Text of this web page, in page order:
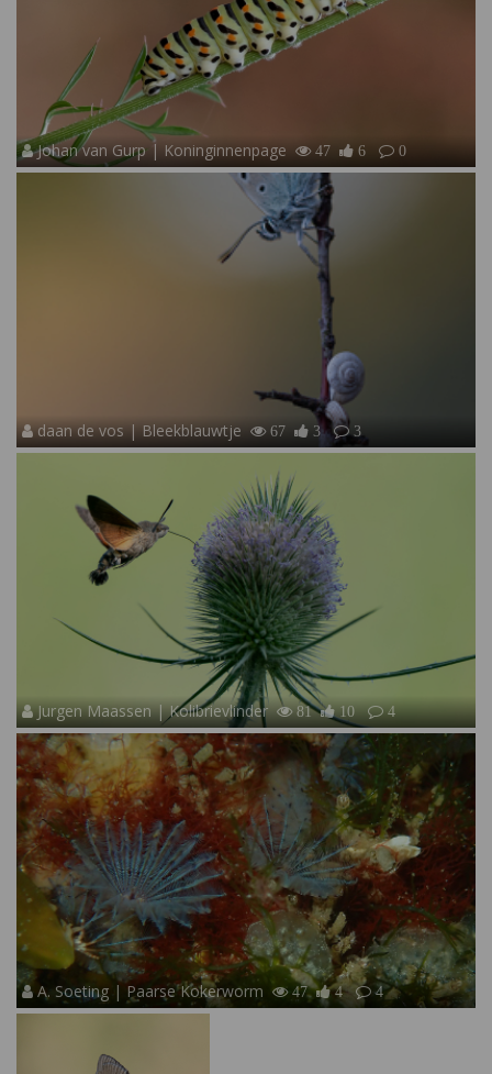
Johan van Gurp | Koninginnenpage 47 6 0
daan de vos | Bleekblauwtje 67 3 3
Jurgen Maassen | Kolibrievlinder 81 10 4
A. Soeting | Paarse Kokerworm 47 4 4